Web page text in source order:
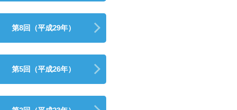
第8回（平成29年）
第5回（平成26年）